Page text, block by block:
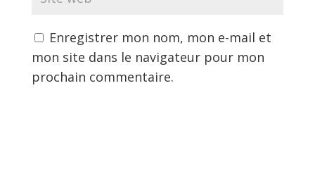
Enregistrer mon nom, mon e-mail et
mon site dans le navigateur pour mon
prochain commentaire.